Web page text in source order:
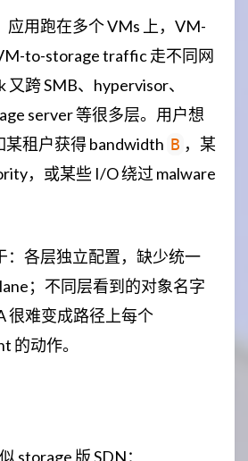
应用跑在多个 VMs 上，VM-
to-storage traffic 走不同网
跨 SMB、hypervisor、
server 等很多层。用户想
某租户获得 bandwidth B ，某
，或某些 I/O 绕过 malware
：各层独立配置，缺少统一
；不同层看到的对象名字
很难变成路径上每个
的动作。
storage 版 SDN：